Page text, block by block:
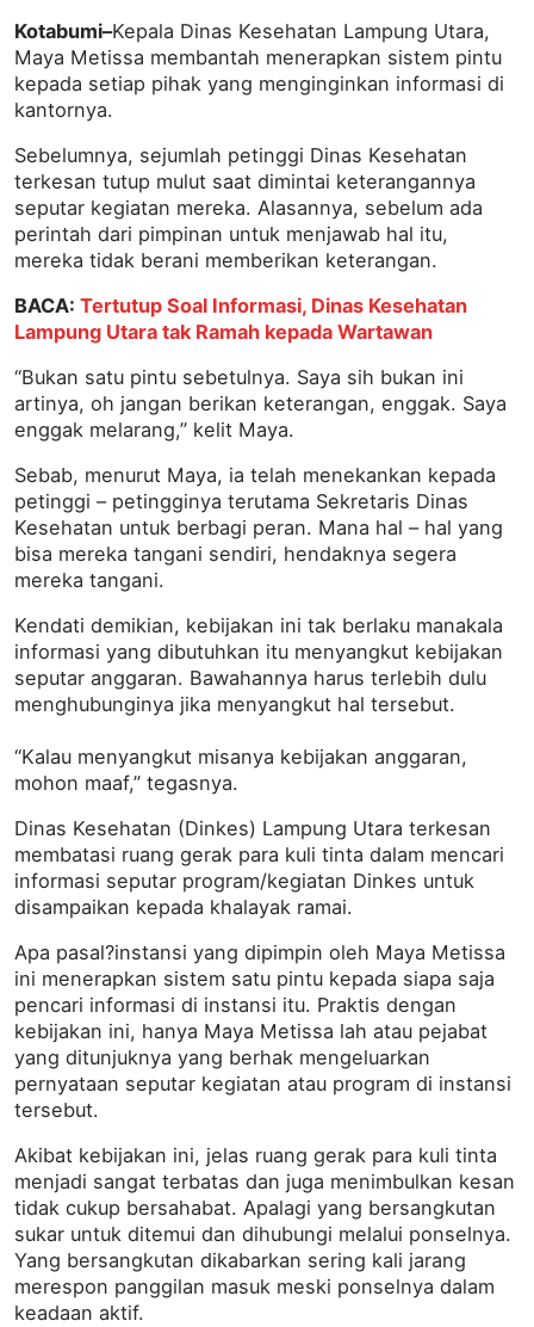
Kotabumi–Kepala Dinas Kesehatan Lampung Utara,
Maya Metissa membantah menerapkan sistem pintu
kepada setiap pihak yang menginginkan informasi di
kantornya.
Sebelumnya, sejumlah petinggi Dinas Kesehatan
terkesan tutup mulut saat dimintai keterangannya
seputar kegiatan mereka. Alasannya, sebelum ada
perintah dari pimpinan untuk menjawab hal itu,
mereka tidak berani memberikan keterangan.
BACA: Tertutup Soal Informasi, Dinas Kesehatan
Lampung Utara tak Ramah kepada Wartawan
“Bukan ‎satu pintu sebetulnya. Saya sih bukan ini
artinya, oh jangan ‎berikan keterangan, enggak. Saya
enggak melarang,” kelit Maya.
Sebab, menurut Maya, ia telah menekankan kepada
petinggi – petingginya terutama Sekretaris Dinas
Kesehatan untuk berbagi peran. Mana hal – hal yang
bisa mereka tangani sendiri, hendaknya segera
mereka tangani.
Kendati demikian, kebijakan ini tak berlaku manakala
informasi ‎yang dibutuhkan itu menyangkut kebijakan
seputar anggaran. Bawahannya harus terlebih dulu
menghubunginya jika menyangkut hal tersebut.
“Kalau menyangkut misanya kebijakan anggaran,
mohon maaf,” tegasnya.
Dinas Kesehatan (Dinkes) Lampung Utara terkesan
membatasi ruang gerak para kuli tinta dalam mencari
informasi seputar program/kegiatan Dinkes untuk
disampaikan kepada khalayak ramai.
Apa pasal?instansi yang dipimpin oleh Maya Metissa
ini ‎menerapkan sistem satu pintu kepada siapa saja
pencari informasi di instansi itu. Praktis dengan
kebijakan ini, hanya Maya Metissa lah atau pejabat
yang ditunjuknya yang berhak mengeluarkan
pernyata‎an seputar kegiatan atau program di instansi
tersebut.
Akibat kebijakan ini, jelas ruang gerak para kuli tinta
menjadi sangat terbatas dan juga menimbulkan kesan
tidak cukup bersahabat. Apalagi yang bersangkutan
sukar untuk ditemui dan dihubungi melalui ponselnya.
Yang bersangkutan dikabarkan sering kali jarang
merespon panggilan masuk meski ponselnya dalam
keadaan aktif.